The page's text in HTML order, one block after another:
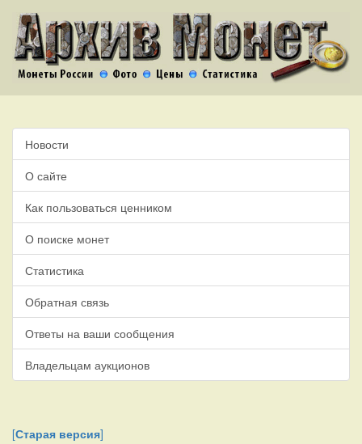
Новости
О сайте
Как пользоваться ценником
О поиске монет
Статистика
Обратная связь
Ответы на ваши сообщения
Владельцам аукционов
[Старая версия]